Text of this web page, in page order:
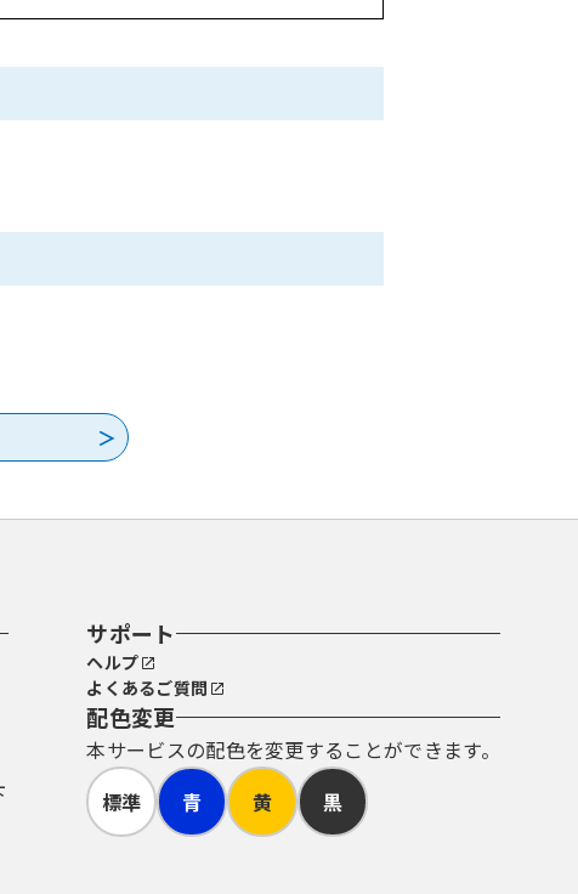
サポート
ヘルプ
よくあるご質問
配色変更
本サービスの配色を変更することができます。
標準
青 黄 黒